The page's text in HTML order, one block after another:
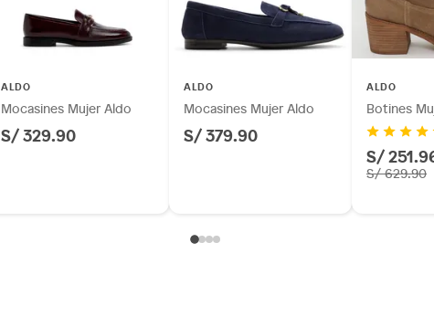
ALDO
Mocasines Mujer Aldo
S/ 329.90
ALDO
Mocasines Mujer Aldo
S/ 379.90
ALDO
Botines
S/
S/ 629.90